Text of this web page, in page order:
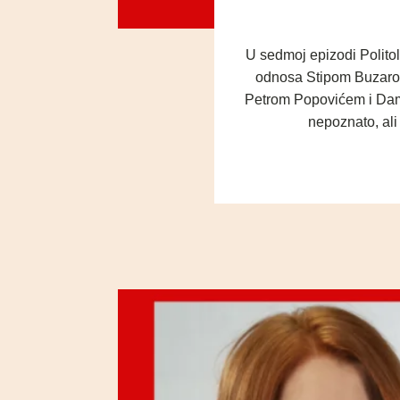
U sedmoj epizodi
odnosa Stipom
Petrom Popovićem i
nepoznato,